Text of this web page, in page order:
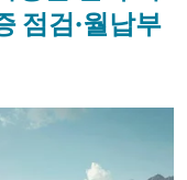
점검·월납부